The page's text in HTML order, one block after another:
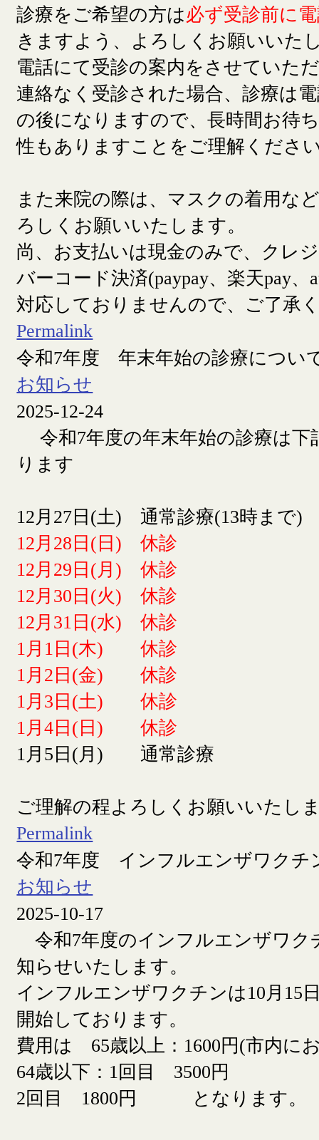
診療をご希望の方は必ず受診前に
きますよう、よろしくお願いいた
電話にて受診の案内をさせていた
連絡なく受診された場合、診療は
の後になりますので、長時間お待
性もありますことをご理解くださ
また来院の際は、マスクの着用な
ろしくお願いいたします。
尚、お支払いは現金のみで、クレ
バーコード決済(paypay、楽天pay、
対応しておりませんので、ご了承
Permalink
令和7年度 年末年始の診療につい
お知らせ
2025-12-24
令和7年度の年末年始の診療は下
ります
12月27日(土) 通常診療(13時まで)
12月28日(日) 休診
12月29日(月) 休診
12月30日(火) 休診
12月31日(水) 休診
1月1日(木) 休診
1月2日(金) 休診
1月3日(土) 休診
1月4日(日) 休診
1月5日(月) 通常診療
ご理解の程よろしくお願いいたし
Permalink
令和7年度 インフルエンザワクチ
お知らせ
2025-10-17
令和7年度のインフルエンザワク
知らせいたします。
インフルエンザワクチンは10月15
開始しております。
費用は 65歳以上：1600円(市内に
64歳以下：1回目 3500円
2回目 1800円 となります。